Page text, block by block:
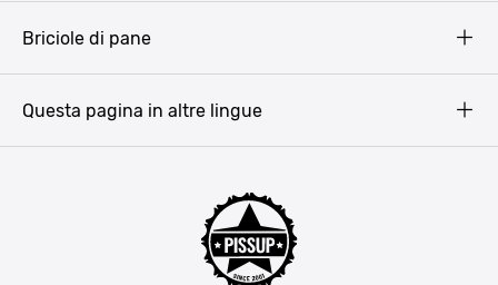
Bucarest
Briciole di pane
Questa pagina in altre lingue